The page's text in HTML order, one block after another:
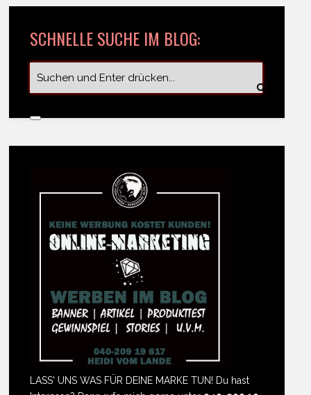
SCHNELLE SUCHE IM BLOG:
LASS' UNS WAS FÜR DEINE MARKE TUN! Du hast